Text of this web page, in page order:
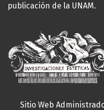
publicación de la UNAM.
Sitio Web